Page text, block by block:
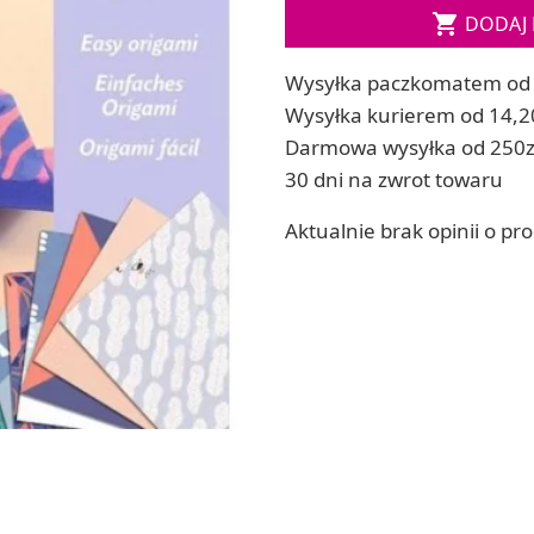
ręcznych
Dodatki: barwniki i zapachy
RZEŹBA, GLINY I ODLEWY
Lepienie i rzeźbienie
Odlewy dekoracyjne
Tworzenie z gliny polimerowej
Modelowanie dla dzieci
 DODAJ
Wysyłka paczkomatem od
Wysyłka kurierem od
Darmowa wysyłka od
30 dni na zwrot towaru
Aktualnie brak opinii o